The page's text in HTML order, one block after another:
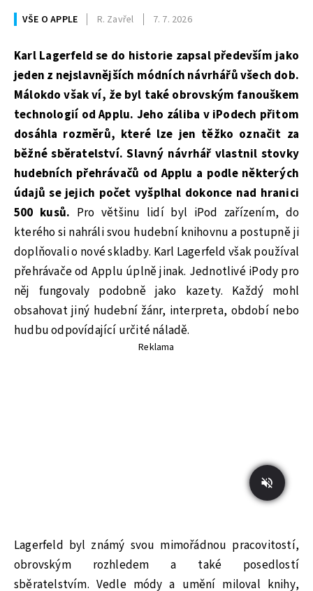
VŠE O APPLE R. Zavřel 7. 7. 2026
Karl Lagerfeld se do historie zapsal především jako
jeden z nejslavnějších módních návrhářů všech dob.
Málokdo však ví, že byl také obrovským fanouškem
technologií od Applu. Jeho záliba v iPodech přitom
dosáhla rozměrů, které lze jen těžko označit za
běžné sběratelství. Slavný návrhář vlastnil stovky
hudebních přehrávačů od Applu a podle některých
údajů se jejich počet vyšplhal dokonce nad hranici
500 kusů. Pro většinu lidí byl iPod zařízením, do
kterého si nahráli svou hudební knihovnu a postupně ji
doplňovali o nové skladby. Karl Lagerfeld však používal
přehrávače od Applu úplně jinak. Jednotlivé iPody pro
něj fungovaly podobně jako kazety. Každý mohl
obsahovat jiný hudební žánr, interpreta, období nebo
hudbu odpovídající určité náladě.
Reklama
Lagerfeld byl známý svou mimořádnou pracovitostí,
obrovským rozhledem a také posedlostí
sběratelstvím. Vedle módy a umění miloval knihy,